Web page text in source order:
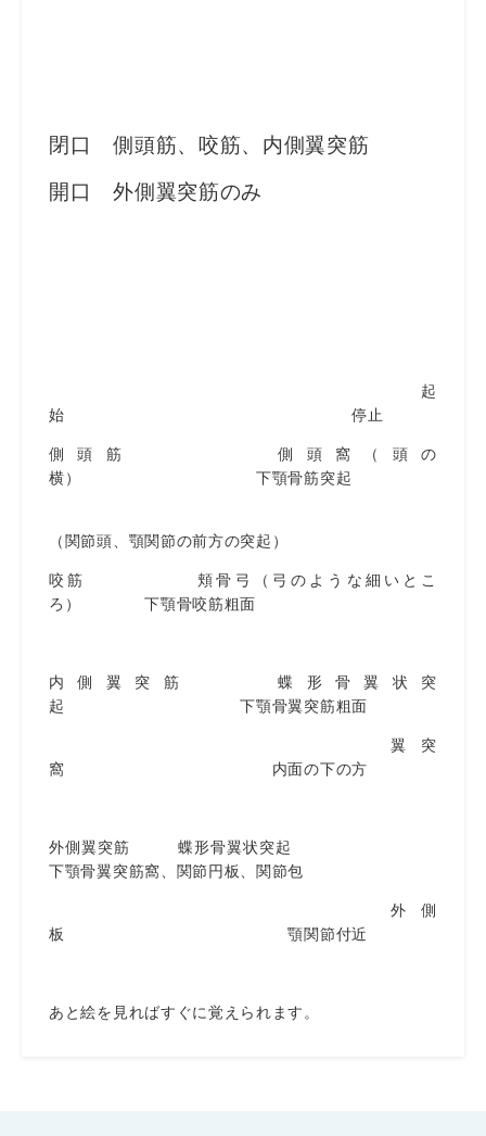
閉口 側頭筋、咬筋、内側翼突筋
開口 外側翼突筋のみ
起
始 停止
側頭筋 側頭窩（頭の
横） 下顎骨筋突起
（関節頭、顎関節の前方の突起）
咬筋 頬骨弓（弓のような細いとこ
ろ） 下顎骨咬筋粗面
内側翼突筋 蝶形骨翼状突
起 下顎骨翼突筋粗面
翼突
窩 内面の下の方
外側翼突筋 蝶形骨翼状突起
下顎骨翼突筋窩、関節円板、関節包
外側
板 顎関節付近
あと絵を見ればすぐに覚えられます。